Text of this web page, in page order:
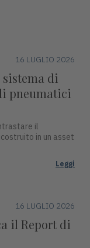
16 LUGLIO 2026
di
pneumatici
il
in un asset
Leggi
16 LUGLIO 2026
il Report di